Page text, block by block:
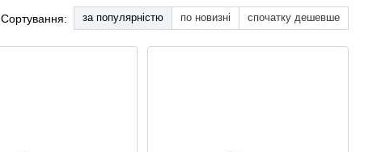
Сортування: за популярністю по новизні спочатку дешевше